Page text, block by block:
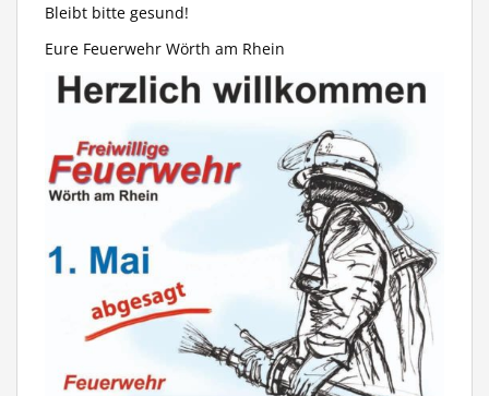
Bleibt bitte gesund!
Eure Feuerwehr Wörth am Rhein